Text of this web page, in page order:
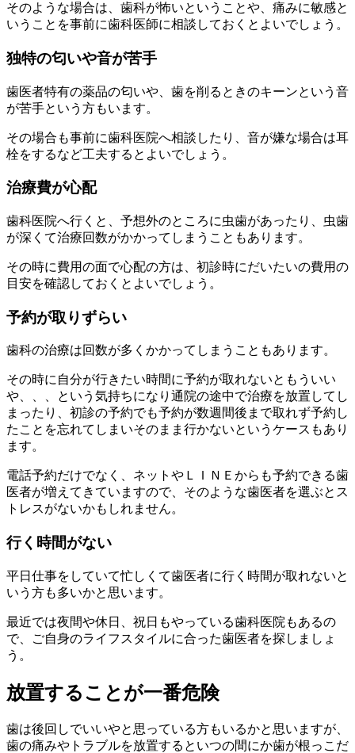
そのような場合は、歯科が怖いということや、痛みに敏感と
いうことを事前に歯科医師に相談しておくとよいでしょう。
独特の匂いや音が苦手
歯医者特有の薬品の匂いや、歯を削るときのキーンという音
が苦手という方もいます。
その場合も事前に歯科医院へ相談したり、音が嫌な場合は耳
栓をするなど工夫するとよいでしょう。
治療費が心配
歯科医院へ行くと、予想外のところに虫歯があったり、虫歯
が深くて治療回数がかかってしまうこともあります。
その時に費用の面で心配の方は、初診時にだいたいの費用の
目安を確認しておくとよいでしょう。
予約が取りずらい
歯科の治療は回数が多くかかってしまうこともあります。
その時に自分が行きたい時間に予約が取れないともういい
や、、、という気持ちになり通院の途中で治療を放置してし
まったり、初診の予約でも予約が数週間後まで取れず予約し
たことを忘れてしまいそのまま行かないというケースもあり
ます。
電話予約だけでなく、ネットやＬＩＮＥからも予約できる歯
医者が増えてきていますので、そのような歯医者を選ぶとス
トレスがないかもしれません。
行く時間がない
平日仕事をしていて忙しくて歯医者に行く時間が取れないと
いう方も多いかと思います。
最近では夜間や休日、祝日もやっている歯科医院もあるの
で、ご自身のライフスタイルに合った歯医者を探しましょ
う。
放置することが一番危険
歯は後回しでいいやと思っている方もいるかと思いますが、
歯の痛みやトラブルを放置するといつの間にか歯が根っこだ